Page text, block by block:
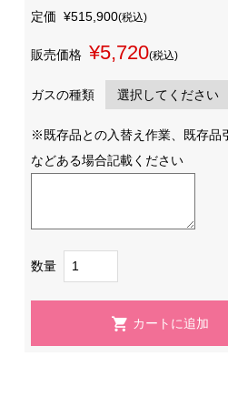
定価 ¥515,900(税込)
販売価格 ¥5,720(税込)
ガスの種類
※既存品との入替え作業、既存品
などある場合記載ください
数量